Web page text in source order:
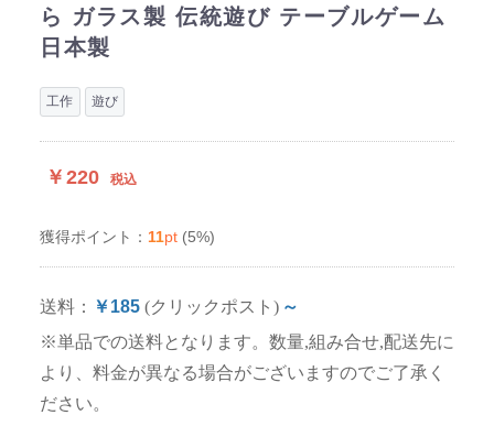
ら ガラス製 伝統遊び テーブルゲーム
日本製
工作 遊び
￥220 税込
獲得ポイント： 11pt (5%)
送料： ￥185 (クリックポスト) ～
※単品での送料となります。数量,組み合せ,配送先に
より、料金が異なる場合がございますのでご了承く
ださい。